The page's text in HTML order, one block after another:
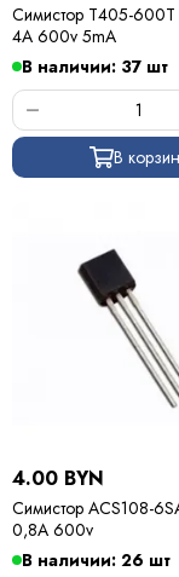
Симистор T405-
4A 600v 5mA
В наличии: 37 шт
В
4.00 BYN
Симистор ACS108-
0,8A 600v
В наличии: 26 шт